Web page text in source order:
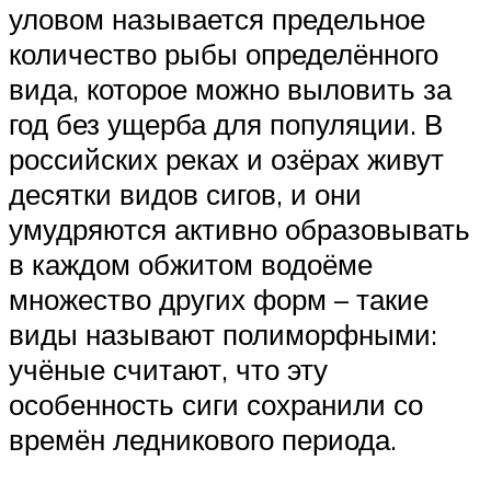
уловом называется предельное
количество рыбы определённого
вида, которое можно выловить за
год без ущерба для популяции. В
российских реках и озёрах живут
десятки видов сигов, и они
умудряются активно образовывать
в каждом обжитом водоёме
множество других форм – такие
виды называют полиморфными:
учёные считают, что эту
особенность сиги сохранили со
времён ледникового периода.